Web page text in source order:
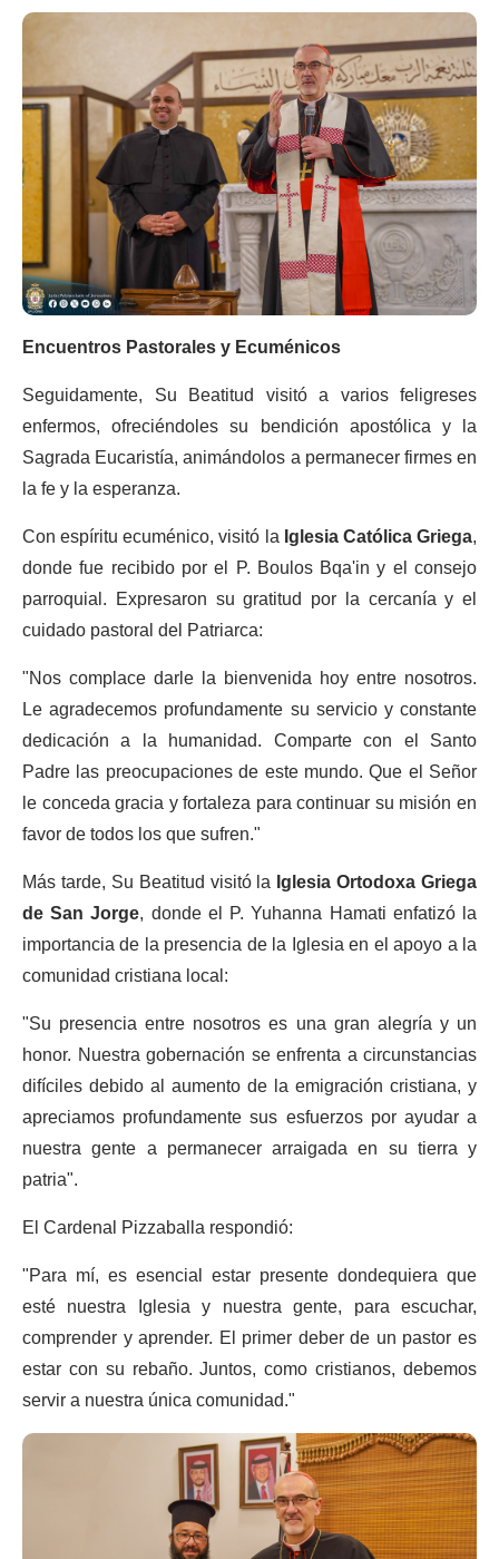
Encuentros Pastorales y Ecuménicos
Seguidamente, Su Beatitud visitó a varios feligreses
enfermos, ofreciéndoles su bendición apostólica y la
Sagrada Eucaristía, animándolos a permanecer firmes en
la fe y la esperanza.
Con espíritu ecuménico, visitó laIglesia Católica Griega,
donde fue recibido por el P. Boulos Bqa'in y el consejo
parroquial. Expresaron su gratitud por la cercanía y el
cuidado pastoral del Patriarca:
"Nos complace darle la bienvenida hoy entre nosotros.
Le agradecemos profundamente su servicio y constante
dedicación a la humanidad. Comparte con el Santo
Padre las preocupaciones de este mundo. Que el Señor
le conceda gracia y fortaleza para continuar su misión en
favor de todos los que sufren."
Más tarde, Su Beatitud visitó laIglesia Ortodoxa Griega
de San Jorge, donde el P. Yuhanna Hamati enfatizó la
importancia de la presencia de la Iglesia en el apoyo a la
comunidad cristiana local:
"Su presencia entre nosotros es una gran alegría y un
honor. Nuestra gobernación se enfrenta a circunstancias
difíciles debido al aumento de la emigración cristiana, y
apreciamos profundamente sus esfuerzos por ayudar a
nuestra gente a permanecer arraigada en su tierra y
patria".
El Cardenal Pizzaballa respondió:
"Para mí, es esencial estar presente dondequiera que
esté nuestra Iglesia y nuestra gente, para escuchar,
comprender y aprender. El primer deber de un pastor es
estar con su rebaño. Juntos, como cristianos, debemos
servir a nuestra única comunidad."